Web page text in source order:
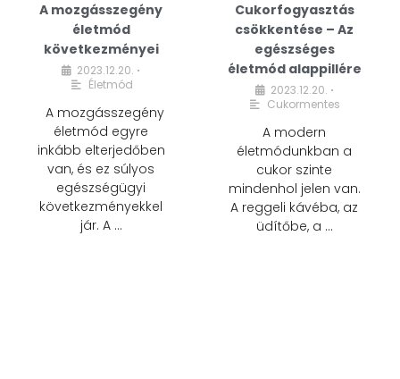
A mozgásszegény
életmód
következményei
2023.12.20. •
Életmód
A mozgásszegény
életmód egyre
inkább elterjedőben
van, és ez súlyos
egészségügyi
következményekkel
jár. A …
Cukorfogyasztás
csökkentése – Az
egészséges
életmód alappillére
2023.12.20. •
Cukormentes
A modern
életmódunkban a
cukor szinte
mindenhol jelen van.
A reggeli kávéba, az
üdítőbe, a …